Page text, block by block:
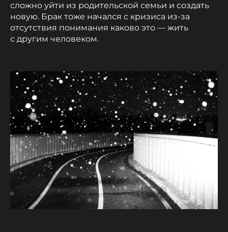
сложно уйти из родительской семьи и создать
новую. Брак тоже начался с кризиса из-за
отсутствия понимания каково это — жить
с другим человеком.